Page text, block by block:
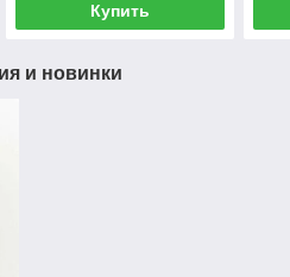
Купить
и новинки